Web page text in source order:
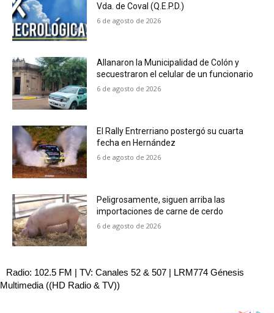
Vda. de Coval (Q.E.P.D.)
6 de agosto de 2026
Allanaron la Municipalidad de Colón y
secuestraron el celular de un funcionario
6 de agosto de 2026
El Rally Entrerriano postergó su cuarta
fecha en Hernández
6 de agosto de 2026
Peligrosamente, siguen arriba las
importaciones de carne de cerdo
6 de agosto de 2026
Radio: 102.5 FM | TV: Canales 52 & 507 | LRM774 Génesis
Multimedia ((HD Radio & TV))